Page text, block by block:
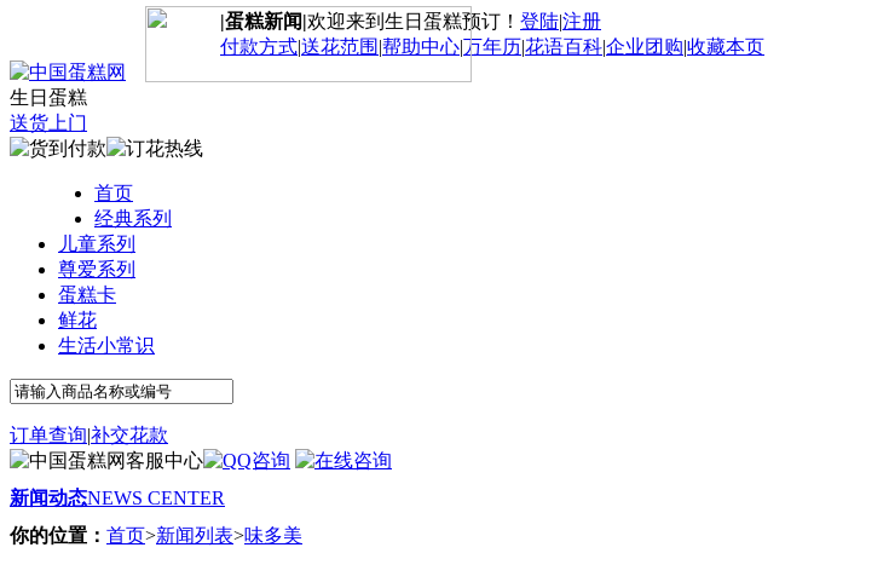
|蛋糕新闻|欢迎来到生日蛋糕预订！ 登陆|注册
付款方式|送花范围 |帮助中心|万年历|花语百科|企业团购|收藏本页
生日蛋糕
送货上门
首页
经典系列
儿童系列
尊爱系列
蛋糕卡
鲜花
生活小常识
订单查询|补交花款
新闻动态NEWS CENTER
你的位置： 首页>新闻列表>味多美